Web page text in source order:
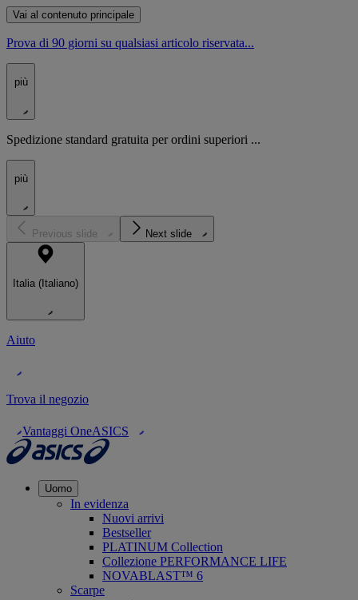
Vai al contenuto principale
Prova di 90 giorni su qualsiasi articolo riservata...
più
Spedizione standard gratuita per ordini superiori ...
più
Previous slide Next slide
Italia (Italiano)
Aiuto
Trova il negozio
Vantaggi OneASICS
Uomo
In evidenza
Nuovi arrivi
Bestseller
PLATINUM Collection
Collezione PERFORMANCE LIFE
NOVABLAST™ 6
Scarpe